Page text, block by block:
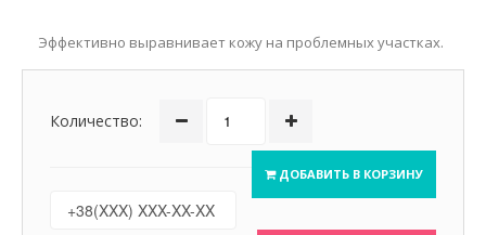
Эффективно выравнивает кожу на проблемных участках.
Количество:
ДОБАВИТЬ В КОРЗИНУ